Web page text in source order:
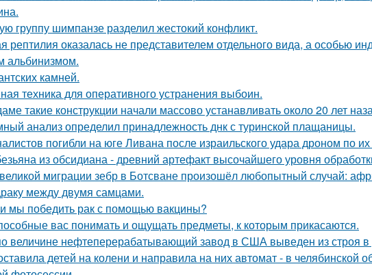
группу шимпанзе разделил жестокий конфликт.
рептилия оказалась не представителем отдельного вида, а особью
альбинизмом.
камней.
техника для оперативного устранения выбоин.
такие конструкции начали массово устанавливать около 20 лет
анализ определил принадлежность днк с туринской плащаницы.
погибли на юге Ливана после израильского удара дроном по
из обсидиана - древний артефакт высочайшего уровня
миграции зебр в Ботсване произошёл любопытный случай:
между двумя самцами.
мы победить рак с помощью вакцины?
вас понимать и ощущать предметы, к которым прикасаются.
величине нефтеперерабатывающий завод в США выведен из строя в
детей на колени и направила на них автомат - в челябинской